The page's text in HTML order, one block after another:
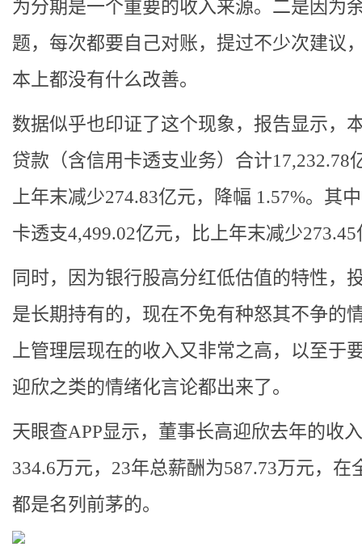
为分期是一个重要的收入来源。二是因为
题，每次都要自己对账，提过不少次建议
本上都没有什么改善。
数据似乎也印证了这个现象，报告显示，
贷款（含信用卡透支业务）合计17,232.78
上年末减少274.83亿元，降幅 1.57%。其
卡透支4,499.02亿元，比上年末减少
同时，因为银行股高分红低估值的特性，
是长期持有的，现在不免有种怒其不争的
上管理层现在的收入又非常之高，以至于
迎欣之类的情绪化言论都出来了。
天眼查APP显示，董事长高迎欣去年的收
334.6万元，23年总薪酬为587.73万元，在
都是名列前茅的。